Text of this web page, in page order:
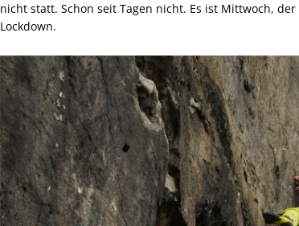
nicht statt. Schon seit Tagen nicht. Es ist Mittwoch,
Lockdown.